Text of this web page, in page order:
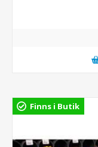
Finns i Butik